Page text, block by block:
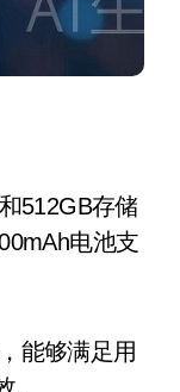
512GB存储
电池支
能够满足用